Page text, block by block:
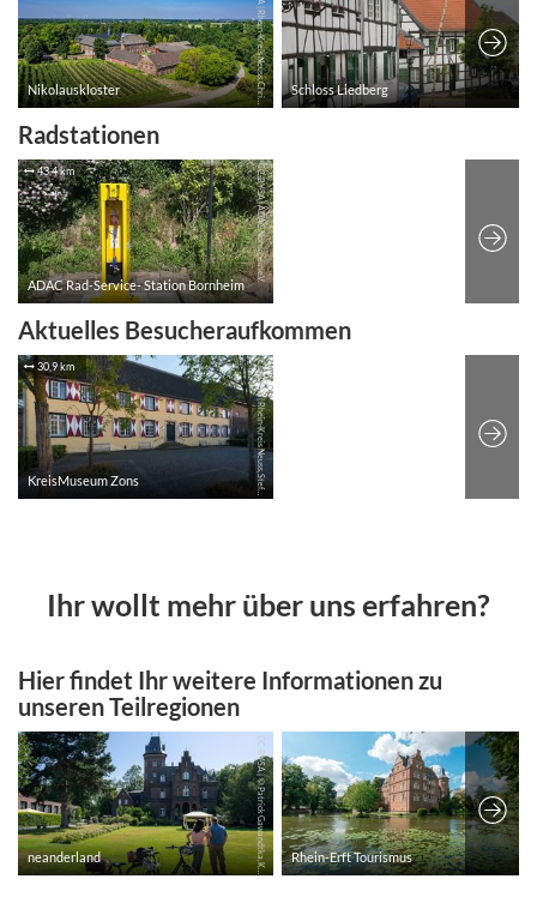
Radstationen
Aktuelles Besucheraufkommen
Ihr wollt mehr über uns erfahren?
Hier findet Ihr weitere Informationen zu
unseren Teilregionen